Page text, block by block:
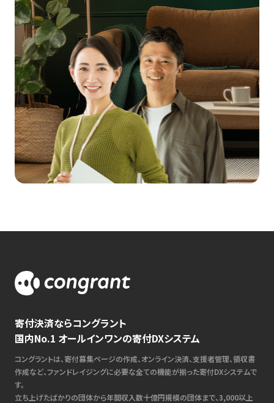
寄付決済ならコングラント
国内No.1 オールインワンの寄付DXシステム
コングラントは、寄付募集ページの作成、オンライン決済、支援者管理、領収書
作成など、ファンドレイジングに必要な全ての機能が揃った寄付DXシステムで
す。
立ち上げたばかりの団体から年間収入数十億円規模の団体まで、3,000以上